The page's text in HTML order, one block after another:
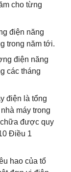
cho từng
điện năng
trong năm tới.
điện năng
các tháng
điện là tổng
máy trong
được quy
Điều 1
hao của tổ